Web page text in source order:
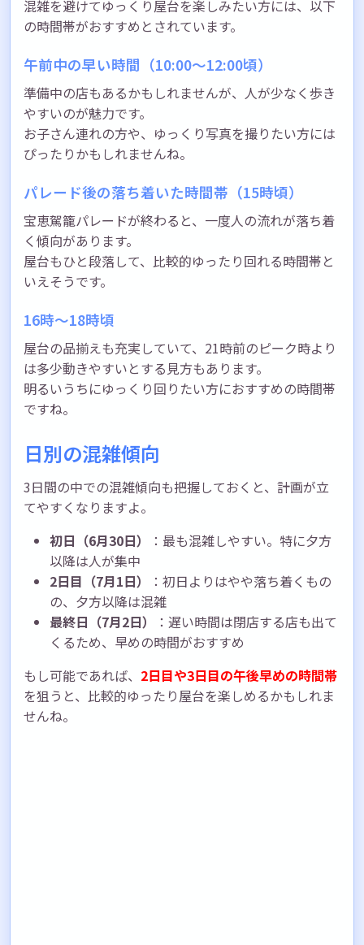
混雑を避けてゆっくり屋台を楽しみたい方には、以下
の時間帯がおすすめとされています。
午前中の早い時間（10:00〜12:00頃）
準備中の店もあるかもしれませんが、人が少なく歩き
やすいのが魅力です。
お子さん連れの方や、ゆっくり写真を撮りたい方には
ぴったりかもしれませんね。
パレード後の落ち着いた時間帯（15時頃）
宝恵駕籠パレードが終わると、一度人の流れが落ち着
く傾向があります。
屋台もひと段落して、比較的ゆったり回れる時間帯と
いえそうです。
16時〜18時頃
屋台の品揃えも充実していて、21時前のピーク時より
は多少動きやすいとする見方もあります。
明るいうちにゆっくり回りたい方におすすめの時間帯
ですね。
日別の混雑傾向
3日間の中での混雑傾向も把握しておくと、計画が立
てやすくなりますよ。
初日（6月30日）
：最も混雑しやすい。特に夕方
以降は人が集中
2日目（7月1日）
：初日よりはやや落ち着くもの
の、夕方以降は混雑
最終日（7月2日）
：遅い時間は閉店する店も出て
くるため、早めの時間がおすすめ
もし可能であれば、 2日目や3日目の午後早めの時間帯
を狙うと、比較的ゆったり屋台を楽しめるかもしれま
せんね。